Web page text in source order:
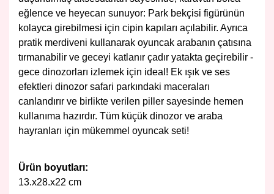
eğlence ve heyecan sunuyor: Park bekçisi figürünün
kolayca girebilmesi için cipin kapıları açılabilir. Ayrıca
pratik merdiveni kullanarak oyuncak arabanın çatısına
tırmanabilir ve geceyi katlanır çadır yatakta geçirebilir -
gece dinozorları izlemek için ideal! Ek ışık ve ses
efektleri dinozor safari parkındaki maceraları
canlandırır ve birlikte verilen piller sayesinde hemen
kullanıma hazırdır. Tüm küçük dinozor ve araba
hayranları için mükemmel oyuncak seti!
Ürün boyutları:
13.x28.x22 cm